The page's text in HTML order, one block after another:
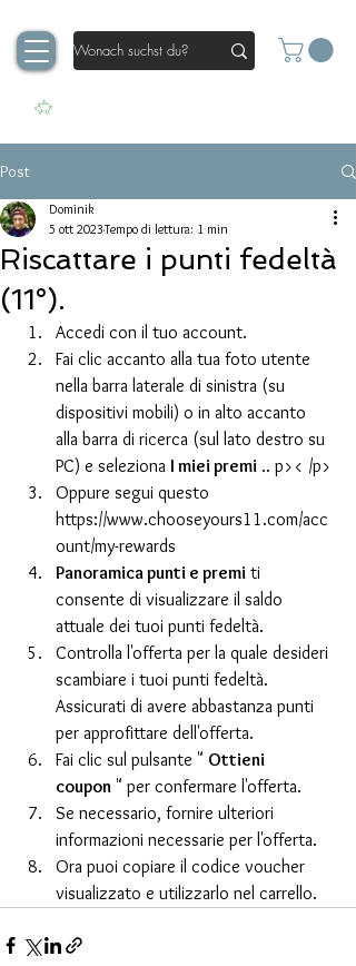
Post
Riscattare i punti fedeltà
(11°).
Dominik
5 ott 2023Tempo di lettura: 1 min
Accedi con il tuo account.
Fai clic accanto alla tua foto utente
nella barra laterale di sinistra (su
dispositivi mobili) o in alto accanto
alla barra di ricerca (sul lato destro su
PC) e seleziona I miei premi .. p>< /p>
Oppure segui questo
https://www.chooseyours11.com/acc
ount/my-rewards
Panoramica punti e premi ti
consente di visualizzare il saldo
attuale dei tuoi punti fedeltà.
Controlla l'offerta per la quale desideri
scambiare i tuoi punti fedeltà.
Assicurati di avere abbastanza punti
per approfittare dell'offerta.
Fai clic sul pulsante " Ottieni
coupon " per confermare l'offerta.
Se necessario, fornire ulteriori
informazioni necessarie per l'offerta.
Ora puoi copiare il codice voucher
visualizzato e utilizzarlo nel carrello.